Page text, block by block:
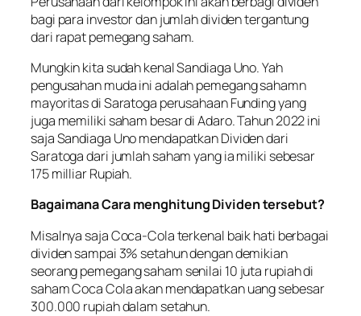
bagi para investor dan jumlah dividen tergantung
dari rapat pemegang saham.
Mungkin kita sudah kenal Sandiaga Uno. Yah
pengusahan muda ini adalah pemegang sahamn
mayoritas di Saratoga perusahaan Funding yang
juga memiliki saham besar di Adaro. Tahun 2022 ini
saja Sandiaga Uno mendapatkan Dividen dari
Saratoga dari jumlah saham yang ia miliki sebesar
175 milliar Rupiah.
Bagaimana Cara menghitung Dividen tersebut?
Misalnya saja Coca-Cola terkenal baik hati berbagai
dividen sampai 3% setahun dengan demikian
seorang pemegang saham senilai 10 juta rupiah di
saham Coca Cola akan mendapatkan uang sebesar
300.000 rupiah dalam setahun.